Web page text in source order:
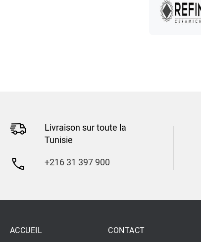
Livraison sur toute la
Tunisie
+216 31 397 900
ACCUEIL CONTACT